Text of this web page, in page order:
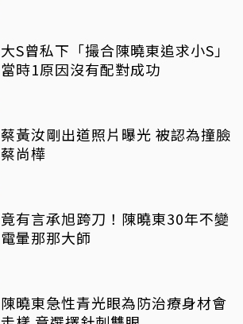
大S曾私下「撮合陳曉東追求小S」
當時1原因沒有配對成功
蔡黃汝剛出道照片曝光 被認為撞臉
蔡尚樺
竟有言承旭跨刀！陳曉東30年不變
電暈那那大師
陳曉東急性青光眼為防治療身材會